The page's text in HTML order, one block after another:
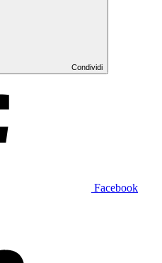
Condividi
Facebook